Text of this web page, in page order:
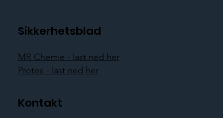
Sikkerhetsblad
MR Chemie - last ned her
Protea - last ned her
Kontakt